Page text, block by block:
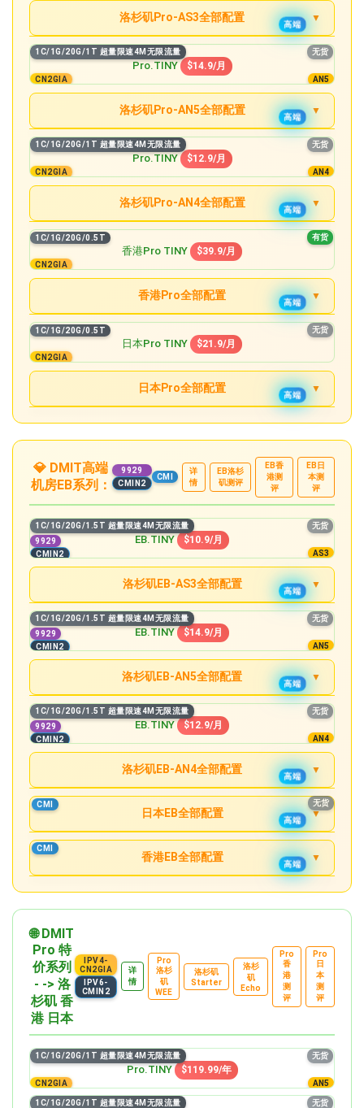
MEDIUM $49.9/月
4C/8G/160G/32T 超量限速200M无限流量 无货
$99.9/月
8C/16G/320G/64T 超量限速500M无限流量
8C/24G/640G/128T 超量限速1GBPS无限流量 无货
洛杉矶Pro-AS3全部配置
高端
TINY $10.9/月
1C/1G/20G/1T 超量限速4M无限流量 无货
$16.9/月
2C/2G/40G/1.5T 超量限速4M无限流量 无货
STARTER
2C/2G/80G/3T 超量限速4M无限流量 无货
MINI $62.9/月
4C/4G/80G/5T 超量限速8M无限流量 无货
MICRO $87.9/月
MEDIUM (2 IPv4) $199.9/月
6C/8G/160G/15T 超量限速10M无限流量
Pro.TINY $14.9/月
AN5
1C/1G/20G/1T 超量限速4M无限流量
CN2GIA
无货
洛杉矶Pro-AN5全部配置
高端
TINY $14.9/月
1C/1G/20G/1T 超量限速4M无限流量 无货
$21.9/月
2C/2G/40G/1.5T 超量限速4M无限流量 无货
2C/2G/80G/3T 超量限速4M无限流量 无货
MINI $79.9/月
4C/4G/80G/5T 超量限速8M无限流量
MICRO $110.9/月
MEDIUM (2 IPv4) $289.9/月
6C/8G/160G/15T 超量限速10M无限流量
LARGE (2 IPv4) $499.9/月
8C/16G/320G/25T 超量限速10M无限流量 无货
12C/24G/640G/50T 超量限速10M无限流量
Pro.TINY $12.9/月
AN4
1C/1G/20G/1T 超量限速4M无限流量
CN2GIA
无货
洛杉矶Pro-AN4全部配置
高端
$12.9/月
1C/1G/20G/1T 超量限速4M无限流量 无货
$18.9/月
2C/2G/40G/1.5T 超量限速4M无限流量 无货
2C/2G/80G/3T 超量限速4M无限流量 无货
MINI $72.9/月
4C/4G/80G/5T 超量限速8M无限流量
无货
LARGE (2 IPv4) $239.9/月
8C/16G/320G/25T 超量限速10M无限流量 无货
GIANT (3 IPv4) $459.9.9/月
12C/24G/640G/50T 超量限速10M无限流量 无货
香港Pro TINY $39.9/月
1C/1G/20G/0.5T
CN2GIA
有货
香港Pro全部配置
高端
$39.9/月
有货
STARTER $79.9/月
1C/2G/40G/1T 有货
MINI $126.9/月
2C/2G/60G/1.5T 有货
MICRO $179.9/月
MEDIUM $239.9/月
4C/8G/160G/2.5T 有货
AN5-MINI $149.9/月
4C/4G/80G/1.5T 有货
AN5-MEDIUM $279.9/月
6C/8G/160G/2.5T 有货
AN5-LARGE $359/月
AN5-GIANT $759/月
8C/24G/640G/6T 有货
日本Pro TINY $21.9/月
1C/1G/20G/0.5T
CN2GIA
无货
日本Pro全部配置
高端
STARTER $45.9/月
无货
无货
MICRO $189.9/月
4C/4G/80G/4T
MEDIUM $320.9/月
无货
$429.9/月
8C/16G/320G/8T 无货
💎 DMIT高端
机房EB系列：
9929
CMIN2
CMI
详
情
EB洛杉
矶测评
EB香
港测
评
EB日
本测
评
EB.TINY $10.9/月
AS3
1C/1G/20G/1.5T 超量限速4M无限流量
9929
CMIN2
无货
洛杉矶EB-AS3全部配置
高端
TINY $10.9/月
1C/1G/20G/1.5T 超量限速4M无限流量 无货
$16.9/月
2C/2G/40G/3T 超量限速4M无限流量 无货
STARTER $34.9/月
2C/2G/80G/5T 超量限速4M无限流量 无货
MINI $62.9/月
4C/4G/80G/10T 超量限速8M无限流量 无货
MICRO $87.9/月
MEDIUM (2 IPv4) $199.9/月
EB.TINY $14.9/月
AN5
1C/1G/20G/1.5T 超量限速4M无限流量
9929
CMIN2
无货
洛杉矶EB-AN5全部配置
高端
TINY $14.9/月
1C/1G/20G/1.5T 超量限速4M无限流量 无货
$21.9/月
2C/2G/40G/3T 超量限速4M无限流量 无货
2C/2G/80G/5T 超量限速4M无限流量 无货
4C/4G/80G/10T 超量限速8M无限流量 无货
MICRO $110.9/月
4C/4G/160G/14T 超量限速8M无限流量 无货
LARGE (2 IPv4) $499.9/月
8C/16G/320G/50T 超量限速10M无限流量 无货
12C/24G/640G/100T 超量限速10M无限流量 无货
EB.TINY $12.9/月
AN4
1C/1G/20G/1.5T 超量限速4M无限流量
9929
CMIN2
无货
洛杉矶EB-AN4全部配置
高端
TINY $12.9/月
1C/1G/20G/1.5T 超量限速4M无限流量
精品
无货
Pocket $18.9/月
2C/2G/40G/3T 超量限速4M无限流量
STARTER $38.9/月
MICRO $102.9/月
4C/4G/160G/14T 超量限速8M无限流量 无货
6C/8G/160G/30T 超量限速10M无限流量 无货
LARGE (2 IPv4) $459.9/月
8C/16G/320G/50T 超量限速10M无限流量 无货
12C/24G/640G/100T 超量限速10M无限流量 无货
日本EB全部配置
高端
CMI
TINY $25.9/月
1C/1G/20G/1T 无货
STARTER
MICRO $119/月
4C/4G/80G/4T 无货
4C/8G/160G/6T
LARGE $369/月
8C/16G/320G/12T 无货
8C/24G/640G/24T 无货
无货
香港EB全部配置
高端
CMI
MINI $89.9/月
2C/2G/60G/3T 无货
4C/4G/80G/4T
MEDIUM $199/月
4C/8G/160G/6T 无货
8C/16G/320G/12T 无货
🌐 DMIT
Pro 特
价系列
- -> 洛
杉矶 香
港 日本
IPV4-
CN2GIA
IPV6-
CMIN2
详
情
Pro
洛杉
矶
WEE
洛杉矶
Starter
洛杉
矶
Echo
Pro
香
港
测
评
Pro
日
本
测
评
Pro.TINY $119.99/年
AN5
1C/1G/20G/1T 超量限速4M无限流量
CN2GIA
无货
1C/1G/20G/1T 超量限速4M无限流量 无货